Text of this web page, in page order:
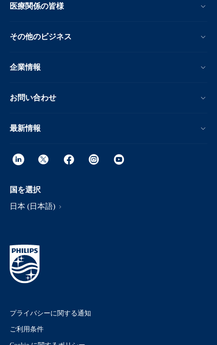
医療関係の皆様
その他のビジネス
企業情報
お問い合わせ
最新情報
国を選択
日本 (日本語)
プライバシーに関する通知
ご利用条件